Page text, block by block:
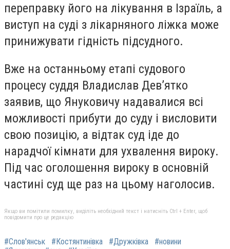
переправку його на лікування в Ізраїль, а
виступ на суді з лікарняного ліжка може
принижувати гідність підсудного.
Вже на останньому етапі судового
процесу суддя Владислав Дев’ятко
заявив, що Януковичу надавалися всі
можливості прибути до суду і висловити
свою позицію, а відтак суд іде до
нарадчої кімнати для ухвалення вироку.
Під час оголошення вироку в основній
частині суд ще раз на цьому наголосив.
Якщо ви помітили помилку, виділіть необхідний текст і натисніть Ctrl + Enter, щоб
повідомити про це редакцію
#Слов'янськ #Костянтинівка #Дружківка
#новини